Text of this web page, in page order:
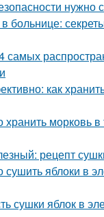
нужно
больнице:
самых
как
хранить морковь
рецепт
сушить яблоки в
сушки яблок в